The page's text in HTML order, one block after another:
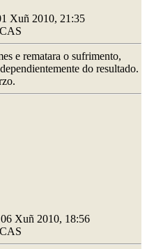
Xuñ 2010, 21:35
e rematara o sufrimento,
do resultado.
Xuñ 2010, 18:56